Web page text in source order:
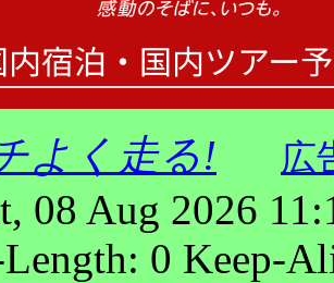
よく走る! 広
08 Aug 2026
0 Keep-